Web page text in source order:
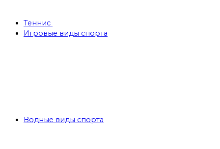
Теннис
Игровые виды спорта
Водные виды спорта